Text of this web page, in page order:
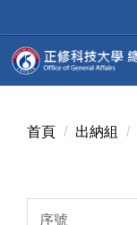
到
主
要
首頁 出納組